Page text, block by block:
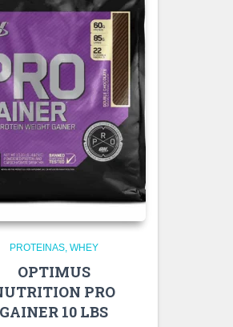
PROTEINAS WHEY
OPTIMUS
PRO
GAINER 10 LBS